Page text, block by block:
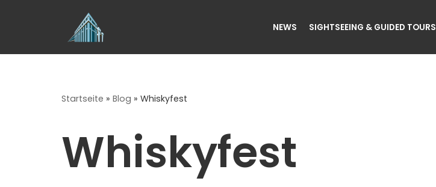
to
NEWS SIGHTSEEING & GUIDED TOURS
Startseite » Blog » Whiskyfest
Whiskyfest